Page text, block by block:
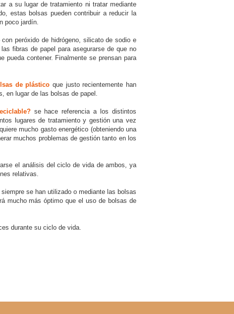
a su lugar de tratamiento ni tratar mediante
estas bolsas pueden contribuir a reducir la
poco jardín.
peróxido de hidrógeno, silicato de sodio e
fibras de papel para asegurarse de que no
pueda contener. Finalmente se prensan para
de plástico que justo recientemente han
en lugar de las bolsas de papel.
se hace referencia a los distintos
lugares de tratamiento y gestión una vez
mucho gasto energético (obteniendo una
muchos problemas de gestión tanto en los
el análisis del ciclo de vida de ambos, ya
relativas.
se han utilizado o mediante las bolsas
mucho más óptimo que el uso de bolsas de
durante su ciclo de vida.